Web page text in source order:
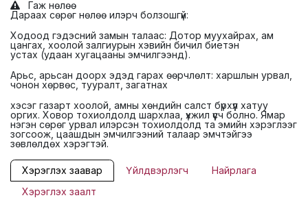
Гаж нөлөө
Дараах сөрөг нөлөө илэрч болзошгүй:
Ходоод гэдэсний замын талаас: Дотор муухайрах, ам
цангах, хоолой залгиурын хэвийн бичил биетэн
устах (удаан хугацааны эмчилгээнд).
Арьс, арьсан доорх эдэд гарах өөрчлөлт: харшлын урвал,
чонон хөрвөс, тууралт, загатнах
хэсэг газарт хоолой, амны хөндийн салст бүрхүүл хатуу
оргих. Ховор тохиолдолд шархлаа, үхжил үүсч болно. Ямар
нэгэн сөрөг урвал илэрсэн тохиолдолд та эмийн хэрэглээг
зогсоож, цаашдын эмчилгээний талаар эмчтэйгээ
зөвлөлдөх хэрэгтэй.
Хэрэглэх заавар Үйлдвэрлэгч
Найрлага
Хэрэглэх заалт